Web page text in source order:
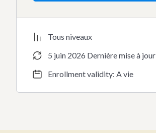
Tous niveaux
5 juin 2026 Dernière mise à jour
Enrollment validity: A vie